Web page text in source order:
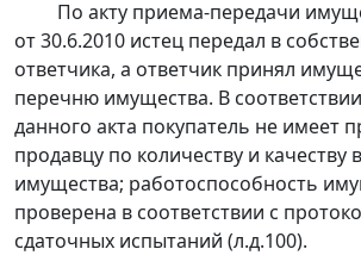
По акту приема-передачи
от 30.6.2010 истец передал в
ответчика, а ответчик принял
перечню имущества. В
данного акта покупатель не имеет
продавцу по количеству и качеству
имущества; работоспособность
проверена в соответствии с
сдаточных испытаний (л.д.100).